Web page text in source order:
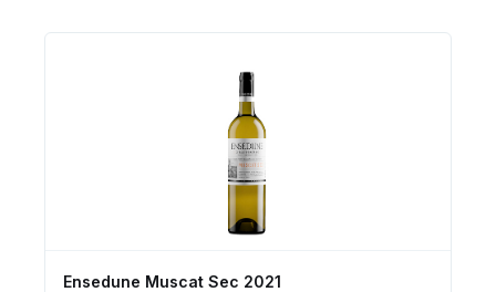
Ensedune Muscat Sec 2021